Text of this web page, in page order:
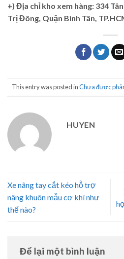
+) Địa chỉ kho xem hàng: 334
Trị Đông, Quận Bình Tân,
This entry was posted inChưa được
HUYEN
Xe nâng tay cắt kéo hỗ trợ
nâng khuôn mẫu cơ khí như
thế nào?
Để lại một bình luận